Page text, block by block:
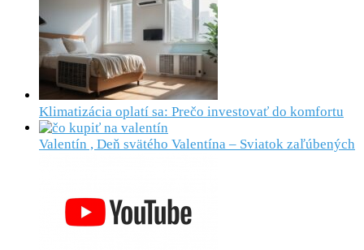
Klimatizácia oplatí sa: Prečo investovať do komfortu
Valentín , Deň svätého Valentína – Sviatok zaľúbených